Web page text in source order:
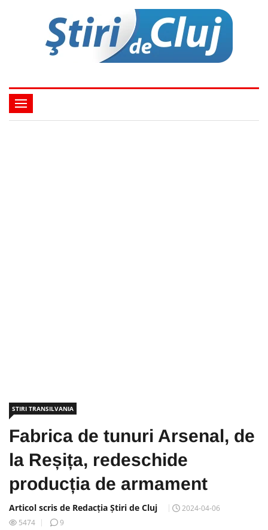
STIRI TRANSILVANIA
Fabrica de tunuri Arsenal, de
la Reșița, redeschide
producția de armament
Articol scris de Redacția Știri de Cluj
2024-04-06
5474
9